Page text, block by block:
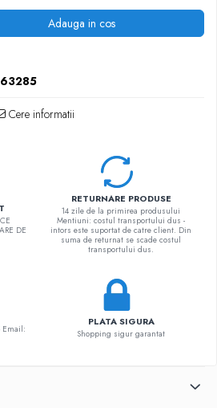
Adauga in cos
Cere informatii
DE
RETURNARE PRODUSE
14 zile de la primirea produsului
Mentiuni: costul transportului dus -
intors este suportat de catre client. Din
suma de returnat se scade costul
transportului dus.
Email:
PLATA SIGURA
Shopping sigur garantat